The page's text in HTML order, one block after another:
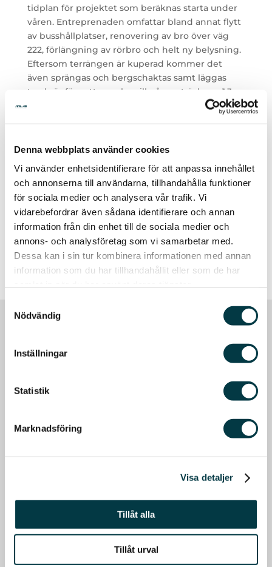
Denna webbplats använder cookies
Vi använder enhetsidentifierare för att anpassa innehållet
och annonserna till användarna, tillhandahålla funktioner
för sociala medier och analysera vår trafik. Vi
vidarebefordrar även sådana identifierare och annan
information från din enhet till de sociala medier och
annons- och analysföretag som vi samarbetar med.
Dessa kan i sin tur kombinera informationen med annan
information som du har tillhandahållit eller som de har
Nödvändig
Inställningar
Statistik
Marknadsföring
Visa detaljer
Tillåt alla
Tillåt urval
tidplan för projektet som beräknas starta under
våren. Entreprenaden omfattar bland annat flytt
av busshållplatser, renovering av bro över väg
222, förlängning av rörbro och helt ny belysning.
Eftersom terrängen är kuperad kommer det
även sprängas och bergschaktas samt läggas
tryckrör för vatten och spill på en sträcka av 1,3
km. Dessutom behövs tillfälliga trafikordningar
Vi ser fram emot att göra detta projekt till
verklighet och fortsätta leverera högkvalitativa
resultat till våra kunder!
Tillbaka